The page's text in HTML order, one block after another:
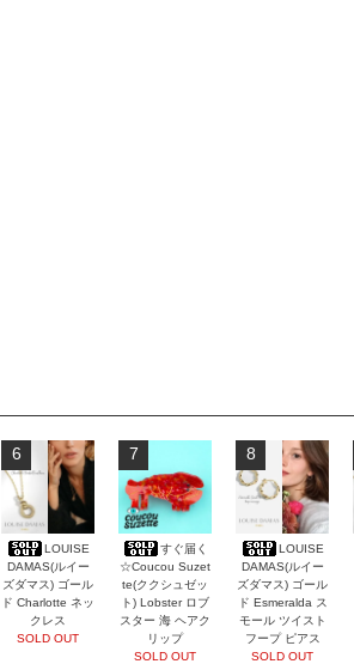
6
LOUISE
DAMAS(ルイー
ズダマス) ゴール
ド Charlotte ネッ
クレス
SOLD OUT
7
すぐ届く
☆Coucou Suzet
te(ククシュゼッ
ト) Lobster ロブ
スター 海 ヘアク
リップ
SOLD OUT
8
LOUISE
DAMAS(ルイー
ズダマス) ゴール
ド Esmeralda ス
モール ツイスト
フープ ピアス
SOLD OUT